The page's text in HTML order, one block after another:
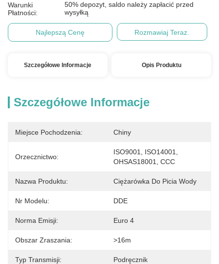
Warunki
Płatności:
50% depozyt, saldo należy zapłacić przed
wysyłką
Najlepszą Cenę Rozmawiaj Teraz.
Szczegółowe Informacje Opis Produktu
Szczegółowe Informacje
Miejsce Pochodzenia: Chiny
Orzecznictwo:
ISO9001, ISO14001,
OHSAS18001, CCC
Nazwa Produktu: Ciężarówka Do Picia Wody
Nr Modelu: DDE
Norma Emisji: Euro 4
Obszar Zraszania: >16m
Typ Transmisji: Podręcznik